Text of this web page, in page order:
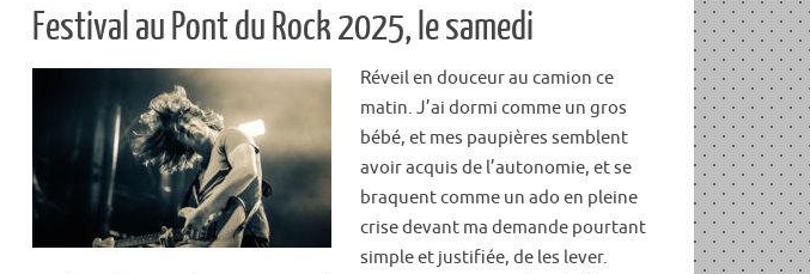
Festival au Pont du Rock 2025, le samedi
Réveil en douceur au camion ce
matin. J’ai dormi comme un gros
bébé, et mes paupières semblent
avoir acquis de l’autonomie, et se
braquent comme un ado en pleine
crise devant ma demande pourtant
simple et justifiée, de les lever.